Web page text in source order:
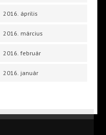
2016. április
2016. március
2016. február
2016. január